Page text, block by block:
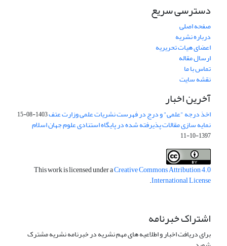
دسترسی سریع
صفحه اصلی
درباره نشریه
اعضای هیات تحریریه
ارسال مقاله
تماس با ما
نقشه سایت
آخرین اخبار
اخذ درجه "علمی" و درج در فهرست نشریات علمی وزارت عتف1403-08-15
نمایه سازی مقالات پذیرفته شده در پایگاه استنادی علوم جهان اسلام
1397-10-11
This work is licensed under aCreative Commons Attribution 4.0
International License
.
اشتراک خبرنامه
برای دریافت اخبار و اطلاعیه های مهم نشریه در خبرنامه نشریه مشترک